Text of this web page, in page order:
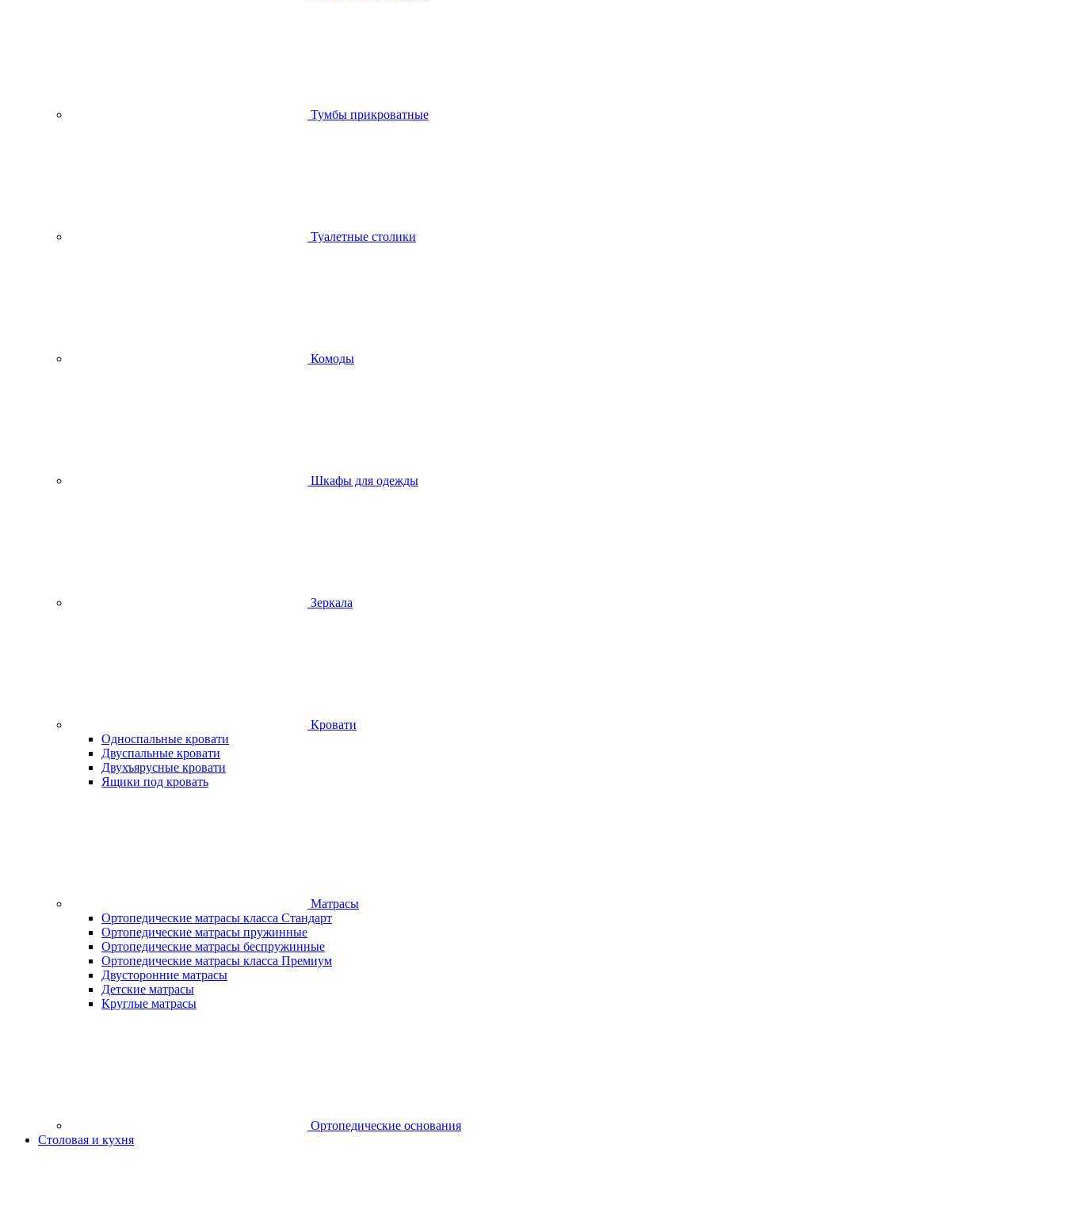
Тумбы прикроватные
Туалетные столики
Комоды
Шкафы для одежды
Зеркала
Кровати
Односпальные кровати
Двуспальные кровати
Двухъярусные кровати
Ящики под кровать
Матрасы
Ортопедические матрасы класса Стандарт
Ортопедические матрасы пружинные
Ортопедические матрасы беспружинные
Ортопедические матрасы класса Премиум
Двусторонние матрасы
Детские матрасы
Круглые матрасы
Ортопедические основания
Столовая и кухня